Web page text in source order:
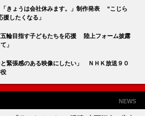
きょうは会社休みます。」制作発表 “こじら
援したくなる」
輪目指す子どもたちを応援 陸上フォーム披露
」
緊張感のある映像にしたい」 ＮＨＫ放送９０
NEWS